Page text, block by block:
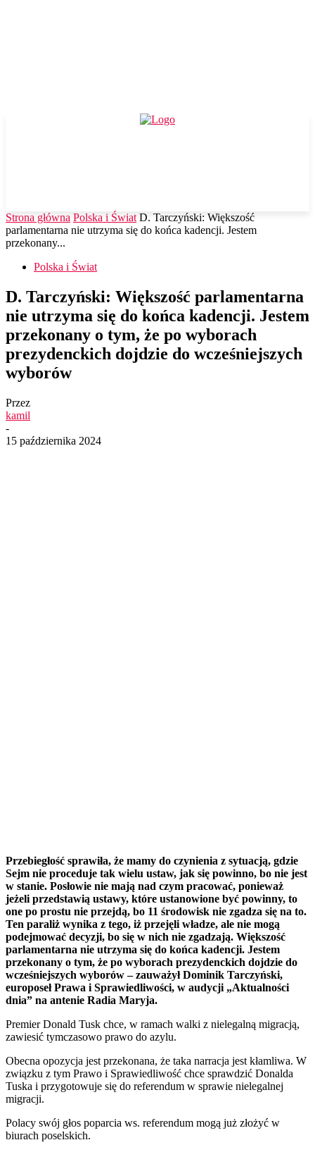
Strona główna Polska i Świat D. Tarczyński: Większość
parlamentarna nie utrzyma się do końca kadencji. Jestem
przekonany...
Polska i Świat
D. Tarczyński: Większość parlamentarna
nie utrzyma się do końca kadencji. Jestem
przekonany o tym, że po wyborach
prezydenckich dojdzie do wcześniejszych
wyborów
Przez
kamil
-
15 października 2024
Przebiegłość sprawiła, że mamy do czynienia z sytuacją, gdzie
Sejm nie proceduje tak wielu ustaw, jak się powinno, bo nie jest
w stanie. Posłowie nie mają nad czym pracować, ponieważ
jeżeli przedstawią ustawy, które ustanowione być powinny, to
one po prostu nie przejdą, bo 11 środowisk nie zgadza się na to.
Ten paraliż wynika z tego, iż przejęli władze, ale nie mogą
podejmować decyzji, bo się w nich nie zgadzają. Większość
parlamentarna nie utrzyma się do końca kadencji. Jestem
przekonany o tym, że po wyborach prezydenckich dojdzie do
wcześniejszych wyborów – zauważył Dominik Tarczyński,
europoseł Prawa i Sprawiedliwości, w audycji „Aktualności
dnia” na antenie Radia Maryja.
Premier Donald Tusk chce, w ramach walki z nielegalną migracją,
zawiesić tymczasowo prawo do azylu.
Obecna opozycja jest przekonana, że taka narracja jest kłamliwa. W
związku z tym Prawo i Sprawiedliwość chce sprawdzić Donalda
Tuska i przygotowuje się do referendum w sprawie nielegalnej
migracji.
Polacy swój głos poparcia ws. referendum mogą już złożyć w
biurach poselskich.